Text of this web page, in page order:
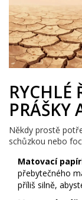
RYCHLÉ
PRÁŠKY
Někdy prostě
schůzkou nebo
Matovací
přebytečného
příliš silně,